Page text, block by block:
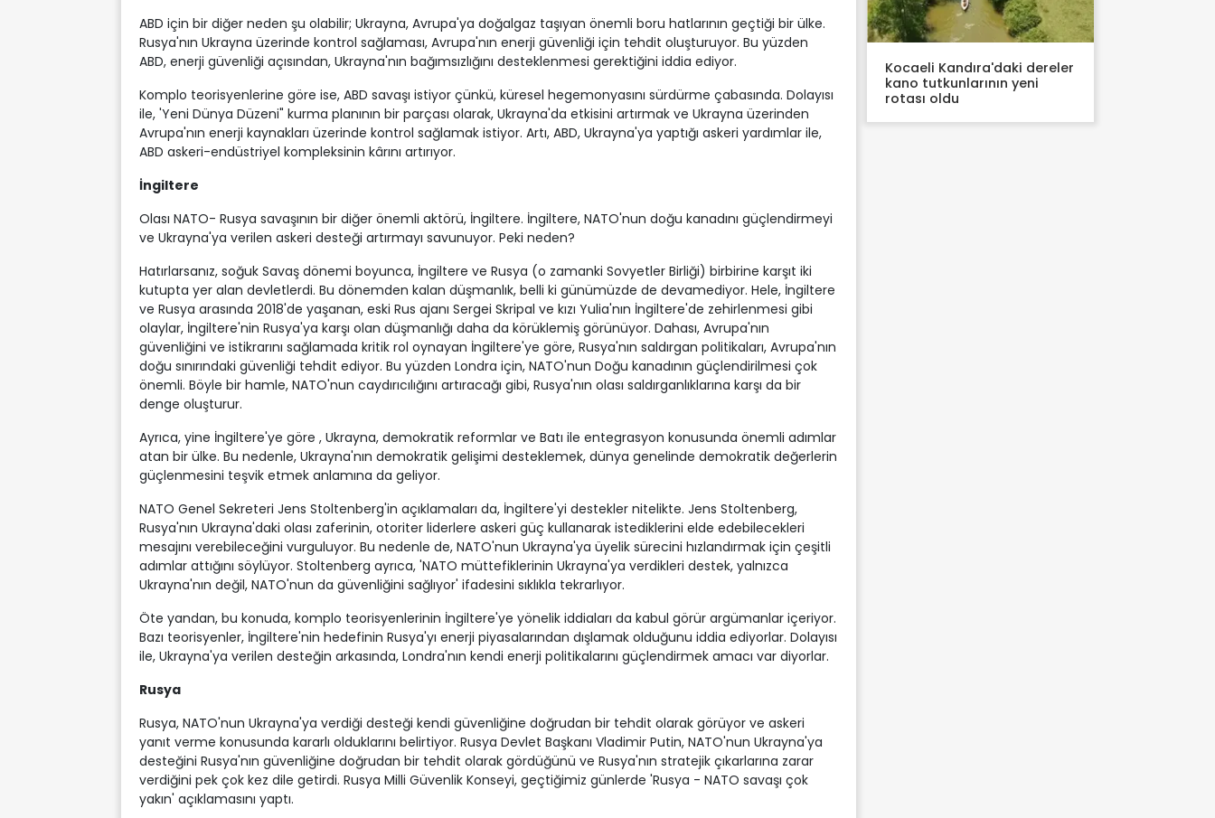
ABD için bir diğer neden şu olabilir; Ukrayna, Avrupa'ya doğalgaz taşıyan önemli boru hatlarının geçtiği bir ülke.
Rusya'nın Ukrayna üzerinde kontrol sağlaması, Avrupa'nın enerji güvenliği için tehdit oluşturuyor. Bu yüzden
ABD, enerji güvenliği açısından, Ukrayna'nın bağımsızlığını desteklenmesi gerektiğini iddia ediyor.
Komplo teorisyenlerine göre ise, ABD savaşı istiyor çünkü, küresel hegemonyasını sürdürme çabasında. Dolayısı
ile, 'Yeni Dünya Düzeni" kurma planının bir parçası olarak, Ukrayna'da etkisini artırmak ve Ukrayna üzerinden
Avrupa'nın enerji kaynakları üzerinde kontrol sağlamak istiyor. Artı, ABD, Ukrayna'ya yaptığı askeri yardımlar ile,
ABD askeri-endüstriyel kompleksinin kârını artırıyor.
İngiltere
Olası NATO- Rusya savaşının bir diğer önemli aktörü, İngiltere. İngiltere, NATO'nun doğu kanadını güçlendirmeyi
ve Ukrayna'ya verilen askeri desteği artırmayı savunuyor. Peki neden?
Hatırlarsanız, soğuk Savaş dönemi boyunca, İngiltere ve Rusya (o zamanki Sovyetler Birliği) birbirine karşıt iki
kutupta yer alan devletlerdi. Bu dönemden kalan düşmanlık, belli ki günümüzde de devamediyor. Hele, İngiltere
ve Rusya arasında 2018'de yaşanan, eski Rus ajanı Sergei Skripal ve kızı Yulia'nın İngiltere'de zehirlenmesi gibi
olaylar, İngiltere'nin Rusya'ya karşı olan düşmanlığı daha da körüklemiş görünüyor. Dahası, Avrupa'nın
güvenliğini ve istikrarını sağlamada kritik rol oynayan İngiltere'ye göre, Rusya'nın saldırgan politikaları, Avrupa'nın
doğu sınırındaki güvenliği tehdit ediyor. Bu yüzden Londra için, NATO'nun Doğu kanadının güçlendirilmesi çok
önemli. Böyle bir hamle, NATO'nun caydırıcılığını artıracağı gibi, Rusya'nın olası saldırganlıklarına karşı da bir
denge oluşturur.
Ayrıca, yine İngiltere'ye göre , Ukrayna, demokratik reformlar ve Batı ile entegrasyon konusunda önemli adımlar
atan bir ülke. Bu nedenle, Ukrayna'nın demokratik gelişimi desteklemek, dünya genelinde demokratik değerlerin
güçlenmesini teşvik etmek anlamına da geliyor.
NATO Genel Sekreteri Jens Stoltenberg'in açıklamaları da, İngiltere'yi destekler nitelikte. Jens Stoltenberg,
Rusya'nın Ukrayna'daki olası zaferinin, otoriter liderlere askeri güç kullanarak istediklerini elde edebilecekleri
mesajını verebileceğini vurguluyor. Bu nedenle de, NATO'nun Ukrayna'ya üyelik sürecini hızlandırmak için çeşitli
adımlar attığını söylüyor. Stoltenberg ayrıca, 'NATO müttefiklerinin Ukrayna'ya verdikleri destek, yalnızca
Ukrayna'nın değil, NATO'nun da güvenliğini sağlıyor' ifadesini sıklıkla tekrarlıyor.
Öte yandan, bu konuda, komplo teorisyenlerinin İngiltere'ye yönelik iddiaları da kabul görür argümanlar içeriyor.
Bazı teorisyenler, İngiltere'nin hedefinin Rusya'yı enerji piyasalarından dışlamak olduğunu iddia ediyorlar. Dolayısı
ile, Ukrayna'ya verilen desteğin arkasında, Londra'nın kendi enerji politikalarını güçlendirmek amacı var diyorlar.
Rusya
Rusya, NATO'nun Ukrayna'ya verdiği desteği kendi güvenliğine doğrudan bir tehdit olarak görüyor ve askeri
yanıt verme konusunda kararlı olduklarını belirtiyor. Rusya Devlet Başkanı Vladimir Putin, NATO'nun Ukrayna'ya
desteğini Rusya'nın güvenliğine doğrudan bir tehdit olarak gördüğünü ve Rusya'nın stratejik çıkarlarına zarar
verdiğini pek çok kez dile getirdi. Rusya Milli Güvenlik Konseyi, geçtiğimiz günlerde 'Rusya - NATO savaşı çok
yakın' açıklamasını yaptı.
Kocaeli Kandıra'daki dereler
kano tutkunlarının yeni
rotası oldu